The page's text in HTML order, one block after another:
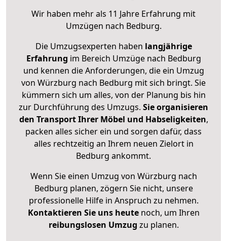
Wir haben mehr als 11 Jahre Erfahrung mit
Umzügen nach Bedburg.
Die Umzugsexperten haben langjährige
Erfahrung im Bereich Umzüge nach Bedburg
und kennen die Anforderungen, die ein Umzug
von Würzburg nach Bedburg mit sich bringt. Sie
kümmern sich um alles, von der Planung bis hin
zur Durchführung des Umzugs. Sie organisieren
den Transport Ihrer Möbel und Habseligkeiten,
packen alles sicher ein und sorgen dafür, dass
alles rechtzeitig an Ihrem neuen Zielort in
Bedburg ankommt.
Wenn Sie einen Umzug von Würzburg nach
Bedburg planen, zögern Sie nicht, unsere
professionelle Hilfe in Anspruch zu nehmen.
Kontaktieren Sie uns heutenoch, um Ihren
reibungslosen Umzug zu planen.